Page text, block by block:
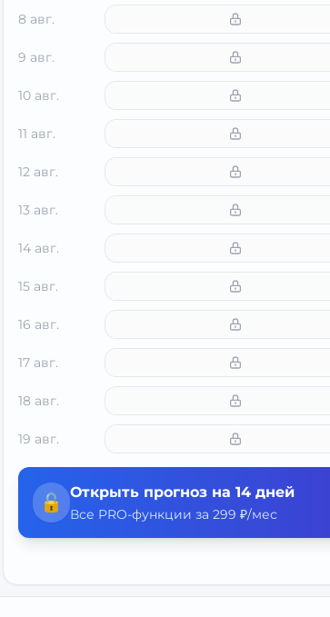
8 авг.
9 авг.
10 авг.
11 авг.
12 авг.
13 авг.
14 авг.
15 авг.
16 авг.
17 авг.
18 авг.
19 авг.
🔓 Открыть прогноз на 14 дней
Все PRO-функции за 299 ₽/мес